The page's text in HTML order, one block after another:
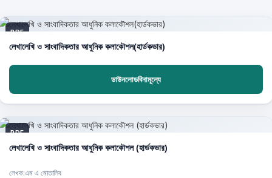
PDF
লেখালেখি ও সাংবাদিকতার আধুনিক কলাকৌশল(হার্ডকভার)
ডাউনলোডবিনামূল্যে
PDF
লেখালেখি ও সাংবাদিকতার আধুনিক কলাকৌশল (হার্ডকভার)
লেখক:এম এ মোতালিব